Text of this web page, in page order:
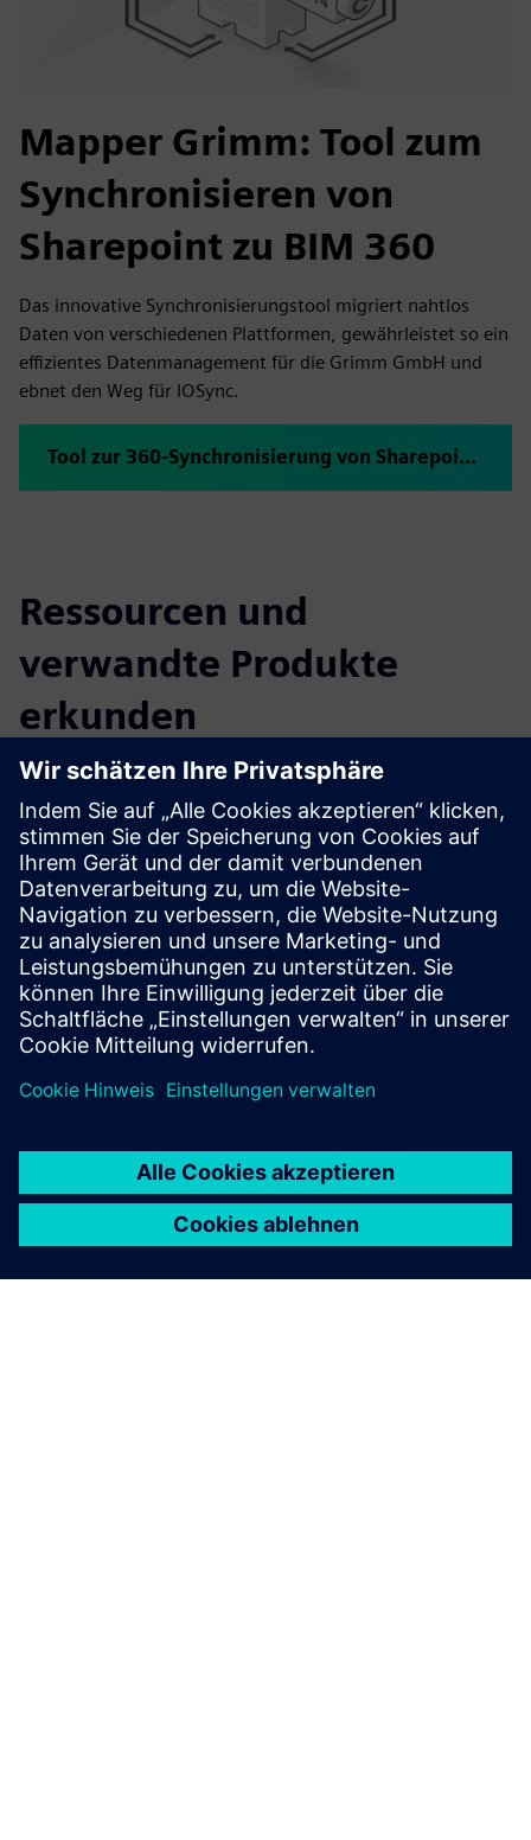
Mapper Grimm: Tool zum
Synchronisieren von
Sharepoint zu BIM 360
Das innovative Synchronisierungstool migriert nahtlos
Daten von verschiedenen Plattformen, gewährleistet so ein
effizientes Datenmanagement für die Grimm GmbH und
ebnet den Weg für IOSync.
Tool zur 360-Synchronisierung von Sharepoint zu BIM
Ressourcen und
verwandte Produkte
erkunden
Weitere Informationen und
Ressourcen
Webseite: IOSync
Voraussetzungen
Es gibt keine Anforderungen